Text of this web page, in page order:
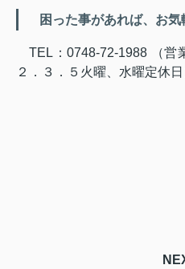
困った事があれば、お気
TEL：0748-72-1988 （営
２．３．５火曜、水曜定休日